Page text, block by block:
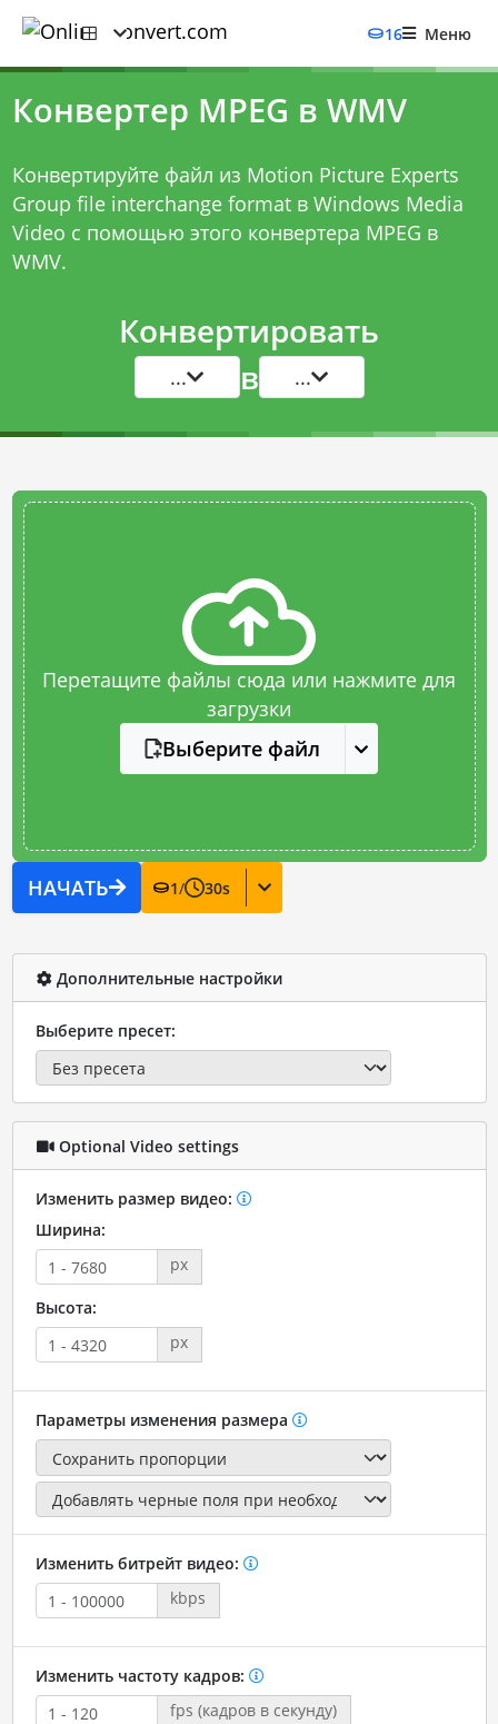
16 Меню
Конвертер MPEG в WMV
Конвертируйте файл из Motion Picture Experts
Group file interchange format в Windows Media
Video с помощью этого конвертера MPEG в
WMV.
Конвертировать
... в ...
Перетащите файлы сюда или нажмите для
загрузки
Выберите файл
НАЧАТЬ 1/ 30s
Дополнительные настройки
Выберите пресет:
Optional Video settings
Изменить размер видео:
Ширина:
px
Высота:
px
Параметры изменения размера
Изменить битрейт видео:
kbps
Изменить частоту кадров:
fps (кадров в секунду)